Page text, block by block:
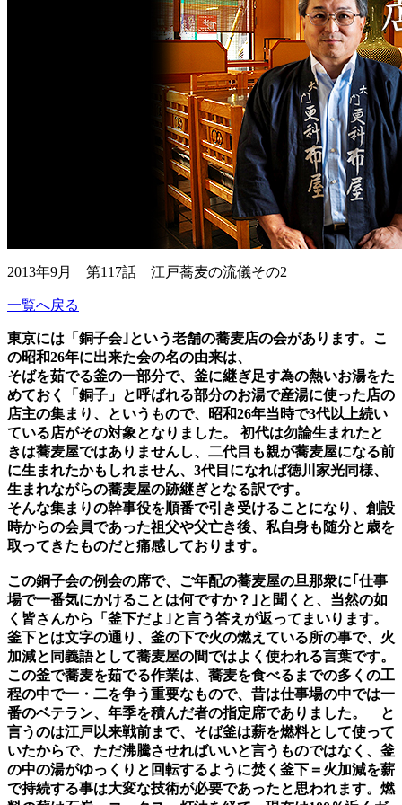
2013年9月 第117話 江戸蕎麦の流儀その2
一覧へ戻る
東京には「銅子会｣という老舗の蕎麦店の会があります。こ
の昭和26年に出来た会の名の由来は、
そばを茹でる釜の一部分で、釜に継ぎ足す為の熱いお湯をた
めておく「銅子」と呼ばれる部分のお湯で産湯に使った店の
店主の集まり、というもので、昭和26年当時で3代以上続い
ている店がその対象となりました。 初代は勿論生まれたと
きは蕎麦屋ではありませんし、二代目も親が蕎麦屋になる前
に生まれたかもしれません、3代目になれば徳川家光同様、
生まれながらの蕎麦屋の跡継ぎとなる訳です。
そんな集まりの幹事役を順番で引き受けることになり、創設
時からの会員であった祖父や父亡き後、私自身も随分と歳を
取ってきたものだと痛感しております。
この銅子会の例会の席で、ご年配の蕎麦屋の旦那衆に｢仕事
場で一番気にかけることは何ですか？｣と聞くと、当然の如
く皆さんから「釜下だよ｣と言う答えが返ってまいります。
釜下とは文字の通り、釜の下で火の燃えている所の事で、火
加減と同義語として蕎麦屋の間ではよく使われる言葉です。
この釜で蕎麦を茹でる作業は、蕎麦を食べるまでの多くの工
程の中で一・二を争う重要なもので、昔は仕事場の中では一
番のベテラン、年季を積んだ者の指定席でありました。 と
言うのは江戸以来戦前まで、そば釜は薪を燃料として使って
いたからで、ただ沸騰させればいいと言うものではなく、釜
の中の湯がゆっくりと回転するように焚く釜下＝火加減を薪
で持続する事は大変な技術が必要であったと思われます。燃